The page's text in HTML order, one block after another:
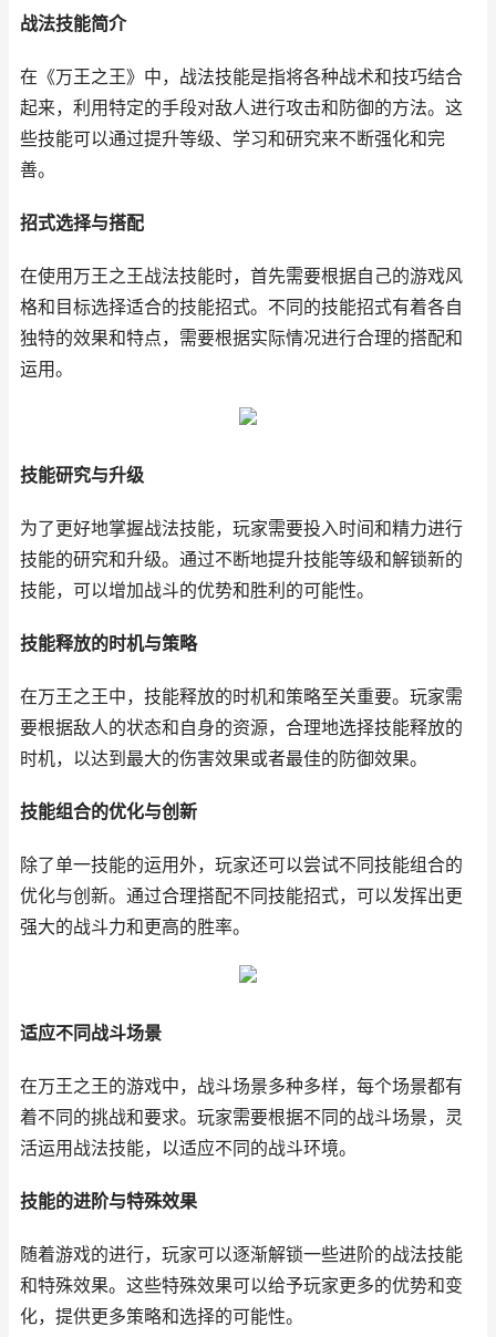
战法技能简介
在《万王之王》中，战法技能是指将各种战术和技巧结合
起来，利用特定的手段对敌人进行攻击和防御的方法。这
些技能可以通过提升等级、学习和研究来不断强化和完
善。
招式选择与搭配
在使用万王之王战法技能时，首先需要根据自己的游戏风
格和目标选择适合的技能招式。不同的技能招式有着各自
独特的效果和特点，需要根据实际情况进行合理的搭配和
运用。
技能研究与升级
为了更好地掌握战法技能，玩家需要投入时间和精力进行
技能的研究和升级。通过不断地提升技能等级和解锁新的
技能，可以增加战斗的优势和胜利的可能性。
技能释放的时机与策略
在万王之王中，技能释放的时机和策略至关重要。玩家需
要根据敌人的状态和自身的资源，合理地选择技能释放的
时机，以达到最大的伤害效果或者最佳的防御效果。
技能组合的优化与创新
除了单一技能的运用外，玩家还可以尝试不同技能组合的
优化与创新。通过合理搭配不同技能招式，可以发挥出更
强大的战斗力和更高的胜率。
适应不同战斗场景
在万王之王的游戏中，战斗场景多种多样，每个场景都有
着不同的挑战和要求。玩家需要根据不同的战斗场景，灵
活运用战法技能，以适应不同的战斗环境。
技能的进阶与特殊效果
随着游戏的进行，玩家可以逐渐解锁一些进阶的战法技能
和特殊效果。这些特殊效果可以给予玩家更多的优势和变
化，提供更多策略和选择的可能性。